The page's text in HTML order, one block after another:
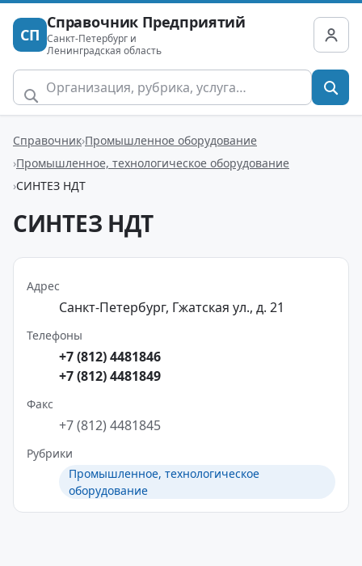
СП
Справочник Предприятий
Санкт-Петербург и
Ленинградская область
Справочник Промышленное оборудование
Промышленное, технологическое оборудование
СИНТЕЗ НДТ
СИНТЕЗ НДТ
Адрес
Санкт-Петербург, Гжатская ул., д. 21
Телефоны
+7 (812) 4481846
+7 (812) 4481849
Факс
+7 (812) 4481845
Рубрики
Промышленное, технологическое
оборудование